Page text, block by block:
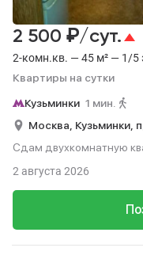
2-комн.кв. — 45 м² — 1/5
Квартиры на сутки
2 500 ₽/сут.
Кузьминки 1 мин.
Москва, Кузьминки,
Сдам двухкомнатную
2 августа 2026